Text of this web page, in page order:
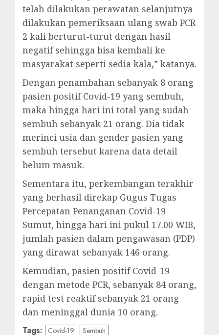
telah dilakukan perawatan selanjutnya
dilakukan pemeriksaan ulang swab PCR
2 kali berturut-turut dengan hasil
negatif sehingga bisa kembali ke
masyarakat seperti sedia kala,” katanya.
Dengan penambahan sebanyak 8 orang
pasien positif Covid-19 yang sembuh,
maka hingga hari ini total yang sudah
sembuh sebanyak 21 orang. Dia tidak
merinci usia dan gender pasien yang
sembuh tersebut karena data detail
belum masuk.
Sementara itu, perkembangan terakhir
yang berhasil direkap Gugus Tugas
Percepatan Penanganan Covid-19
Sumut, hingga hari ini pukul 17.00 WIB,
jumlah pasien dalam pengawasan (PDP)
yang dirawat sebanyak 146 orang.
Kemudian, pasien positif Covid-19
dengan metode PCR, sebanyak 84 orang,
rapid test reaktif sebanyak 21 orang
dan meninggal dunia 10 orang.
Tags: Covid-19 Sembuh